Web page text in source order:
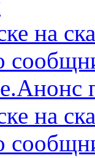
на
на